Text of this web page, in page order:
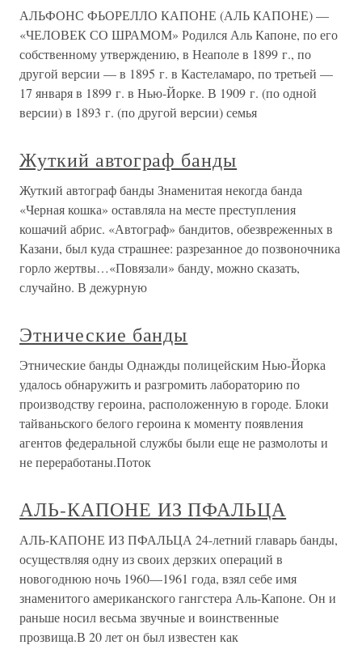
АЛЬФОНС ФЬОРЕЛЛО КАПОНЕ (АЛЬ КАПОНЕ) —
«ЧЕЛОВЕК СО ШРАМОМ» Родился Аль Капоне, по его
собственному утверждению, в Неаполе в 1899 г., по
другой версии — в 1895 г. в Кастеламаро, по третьей —
17 января в 1899 г. в Нью-Йорке. В 1909 г. (по одной
версии) в 1893 г. (по другой версии) семья
Жуткий автограф банды
Жуткий автограф банды Знаменитая некогда банда
«Черная кошка» оставляла на месте преступления
кошачий абрис. «Автограф» бандитов, обезвреженных в
Казани, был куда страшнее: разрезанное до позвоночника
горло жертвы…«Повязали» банду, можно сказать,
случайно. В дежурную
Этнические банды
Этнические банды Однажды полицейским Нью-Йорка
удалось обнаружить и разгромить лабораторию по
производству героина, расположенную в городе. Блоки
тайваньского белого героина к моменту появления
агентов федеральной службы были еще не размолоты и
не переработаны.Поток
АЛЬ-КАПОНЕ ИЗ ПФАЛЬЦА
АЛЬ-КАПОНЕ ИЗ ПФАЛЬЦА 24-летний главарь банды,
осуществляя одну из своих дерзких операций в
новогоднюю ночь 1960—1961 года, взял себе имя
знаменитого американского гангстера Аль-Капоне. Он и
раньше носил весьма звучные и воинственные
прозвища.В 20 лет он был известен как